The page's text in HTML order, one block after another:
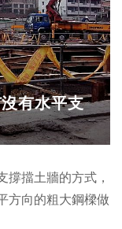
有水平支
撐擋土牆的方式，
方向的粗大鋼樑做